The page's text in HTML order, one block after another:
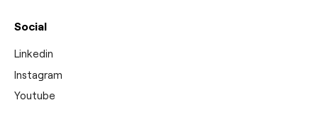
Social
Linkedin
Instagram
Youtube